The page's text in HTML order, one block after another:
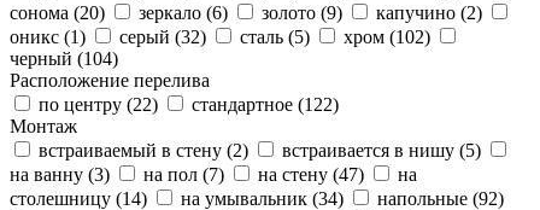
сонома (20) зеркало (6) золото (9) капучино (2)
оникс (1) серый (32) сталь (5) хром (102)
черный (104)
Расположение перелива
по центру (22) стандартное (122)
Монтаж
встраиваемый в стену (2) встраивается в нишу (5)
на ванну (3) на пол (7) на стену (47)
на
столешницу (14) на умывальник (34) напольные (92)